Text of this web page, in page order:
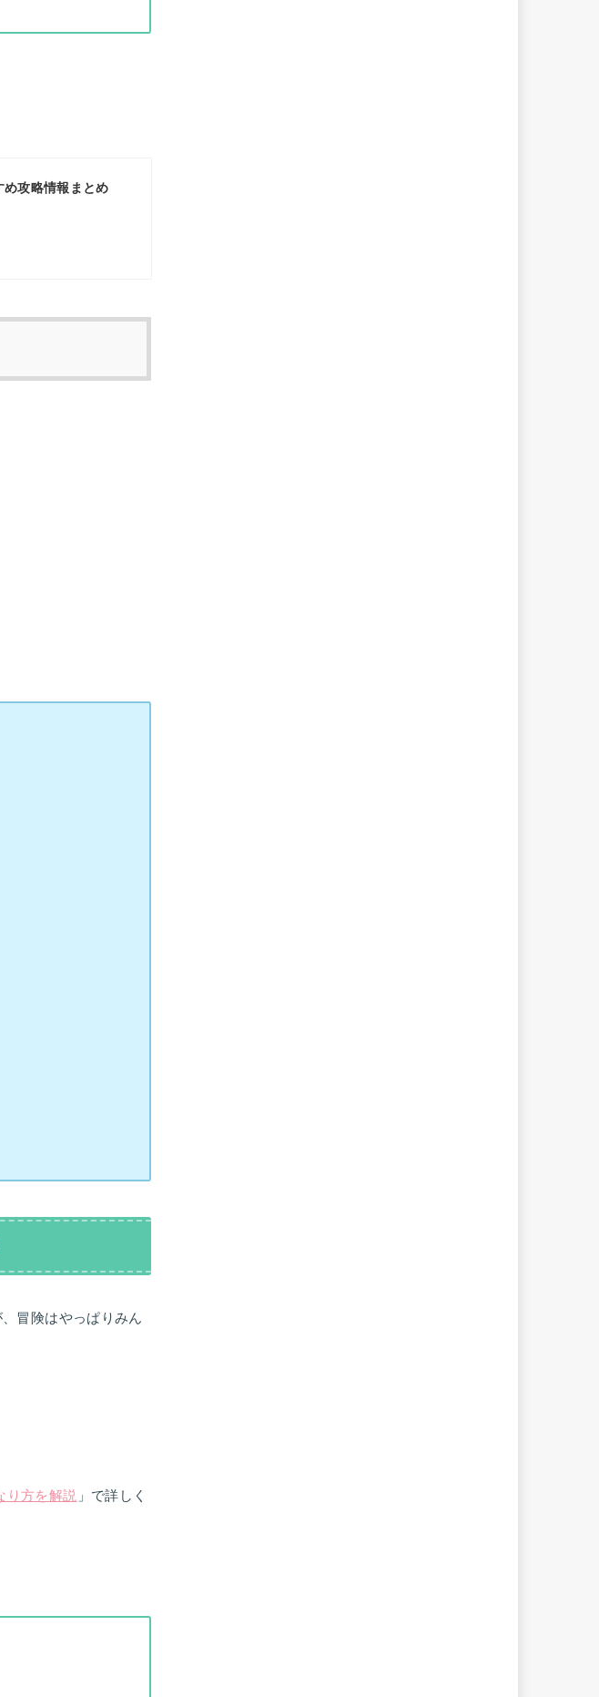
め攻略情報まとめ
冒険はやっぱりみん
り方を解説 」で詳しく